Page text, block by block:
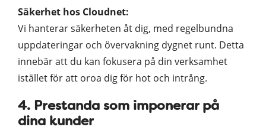
Säkerhet hos Cloudnet:
Vi hanterar säkerheten åt dig, med regelbundna
uppdateringar och övervakning dygnet runt. Detta
innebär att du kan fokusera på din verksamhet
istället för att oroa dig för hot och intrång.
4. Prestanda som imponerar på
dina kunder